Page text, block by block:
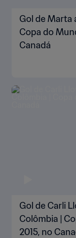
Gol de Marta
Copa do
Canadá
Gol de Carli
Colômbia |
2015, no